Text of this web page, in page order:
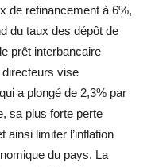
de refinancement à 6%,
du taux des dépôt de
prêt interbancaire
vise
a plongé de 2,3% par
sa plus forte perte
ainsi limiter l’inflation
du pays. La